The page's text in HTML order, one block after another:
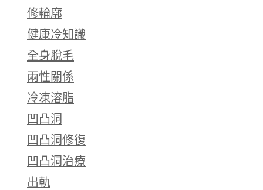
修輪廓
健康冷知識
全身脫毛
兩性關係
冷凍溶脂
凹凸洞
凹凸洞修復
凹凸洞治療
出軌